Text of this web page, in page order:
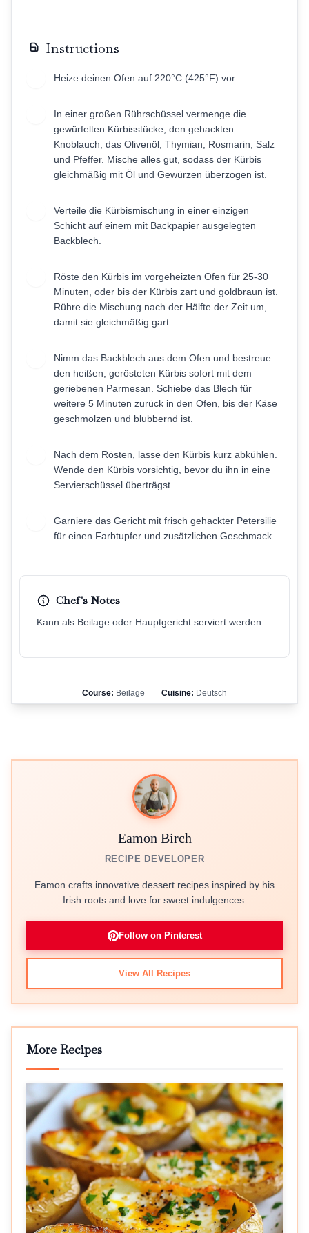
Instructions
Heize deinen Ofen auf 220°C (425°F) vor.
In einer großen Rührschüssel vermenge die
gewürfelten Kürbisstücke, den gehackten
Knoblauch, das Olivenöl, Thymian, Rosmarin, Salz
und Pfeffer. Mische alles gut, sodass der Kürbis
gleichmäßig mit Öl und Gewürzen überzogen ist.
Verteile die Kürbismischung in einer einzigen
Schicht auf einem mit Backpapier ausgelegten
Backblech.
Röste den Kürbis im vorgeheizten Ofen für 25-30
Minuten, oder bis der Kürbis zart und goldbraun ist.
Rühre die Mischung nach der Hälfte der Zeit um,
damit sie gleichmäßig gart.
Nimm das Backblech aus dem Ofen und bestreue
den heißen, gerösteten Kürbis sofort mit dem
geriebenen Parmesan. Schiebe das Blech für
weitere 5 Minuten zurück in den Ofen, bis der Käse
geschmolzen und blubbernd ist.
Nach dem Rösten, lasse den Kürbis kurz abkühlen.
Wende den Kürbis vorsichtig, bevor du ihn in eine
Servierschüssel überträgst.
Garniere das Gericht mit frisch gehackter Petersilie
für einen Farbtupfer und zusätzlichen Geschmack.
Chef's Notes
Kann als Beilage oder Hauptgericht serviert werden.
Course: Beilage Cuisine: Deutsch
Eamon Birch
RECIPE DEVELOPER
Eamon crafts innovative dessert recipes inspired by his
Irish roots and love for sweet indulgences.
Follow on Pinterest
View All Recipes
More Recipes